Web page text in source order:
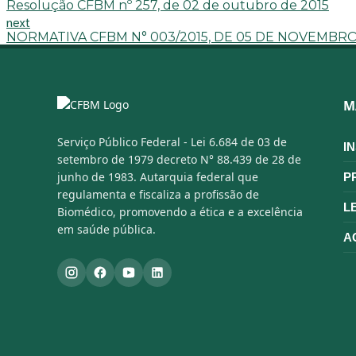
Resolução CFBM nº 257, de 02 de outubro de 2015
next
NORMATIVA CFBM N° 003/2015, DE 05 DE
Serviço Público Federal - Lei 6.684 de 03 de
setembro de 1979 decreto N° 88.439 de 28 de
junho de 1983. Autarquia federal que
regulamenta e fiscaliza a profissão de
Biomédico, promovendo a ética e a excelência
em saúde pública.